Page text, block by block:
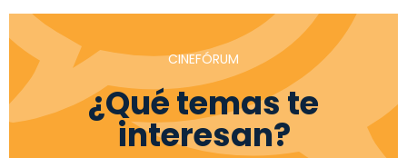
CINEFÓRUM
¿Qué temas te
interesan?